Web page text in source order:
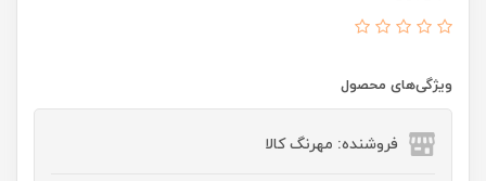
ویژگی‌های محصول
فروشنده: مهرنگ کالا